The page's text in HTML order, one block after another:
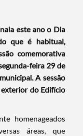
este ano o Dia
que é habitual,
comemorativa
feira 29 de
A sessão
do Edifício
homenageados
áreas, que